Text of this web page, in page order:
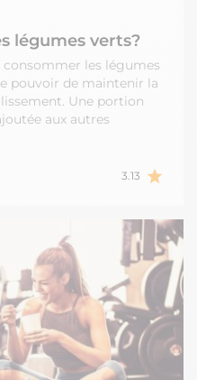
légumes verts?
les légumes
pouvoir de maintenir la
Une portion
aux autres
3.13